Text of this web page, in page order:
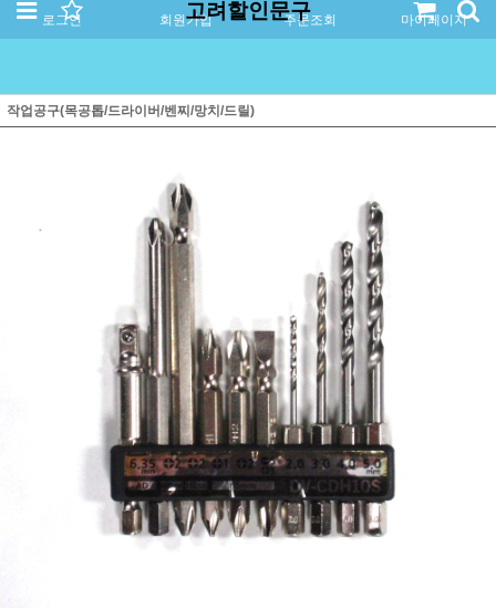
로그인 회원가입 주문조회 마이페이지
고려할인문구
작업공구(목공톱/드라이버/벤찌/망치/드릴)